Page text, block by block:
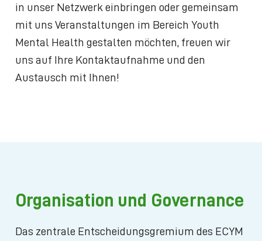
in unser Netzwerk einbringen oder gemeinsam
mit uns Veranstaltungen im Bereich Youth
Mental Health gestalten möchten, freuen wir
uns auf Ihre Kontaktaufnahme und den
Austausch mit Ihnen!
Organisation und Governance
Das zentrale Entscheidungsgremium des ECYM